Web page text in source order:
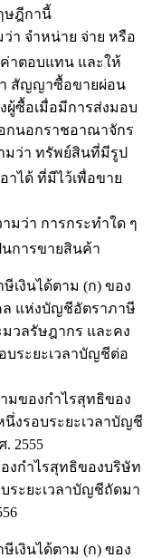
ษฎีกานี้
น่าย จ่าย หรือ
าตอบแทน และให้
สัญญาซื้อขายผ่อน
ผู้ซื้อเมื่อมีการส่งมอบ
กนอกราชอาณาจักร
พย์สินที่มีรูป
าได้ ที่มีไว้เพื่อขาย
รกระทำใด ๆ
การขายสินค้า
เงินได้ตาม (ก) ของ
แห่งบัญชีอัตราภาษี
วลรัษฎากร และคง
บระยะเวลาบัญชีต่อ
ำไรสุทธิของ
งรอบระยะเวลาบัญชี
2555
ทธิของบริษัท
ระยะเวลาบัญชีถัดมา
เงินได้ตาม (ก) ของ